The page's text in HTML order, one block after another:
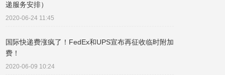
递服务安排）
2020-06-24 11:45
国际快递费涨疯了！FedEx和UPS宣布再征收临时附加
费！
2020-06-09 10:24